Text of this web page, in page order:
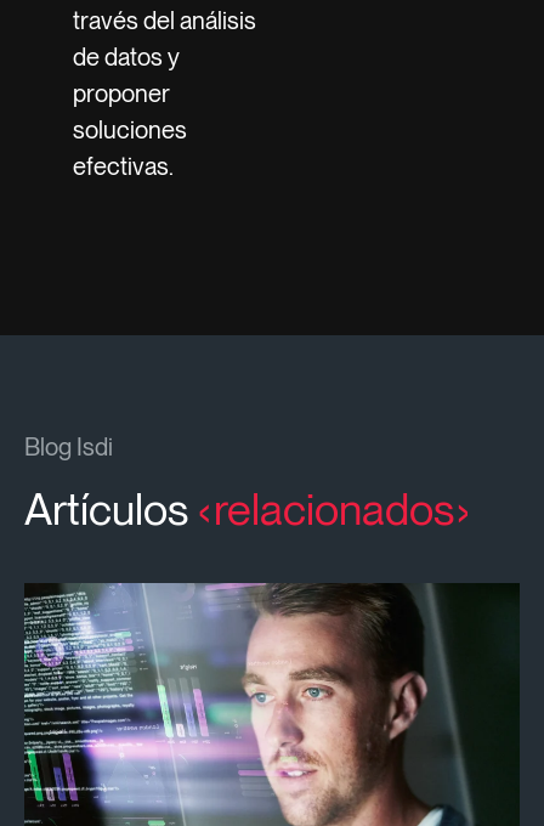
través del análisis
de datos y
proponer
soluciones
efectivas.
Blog Isdi
Artículos relacionados